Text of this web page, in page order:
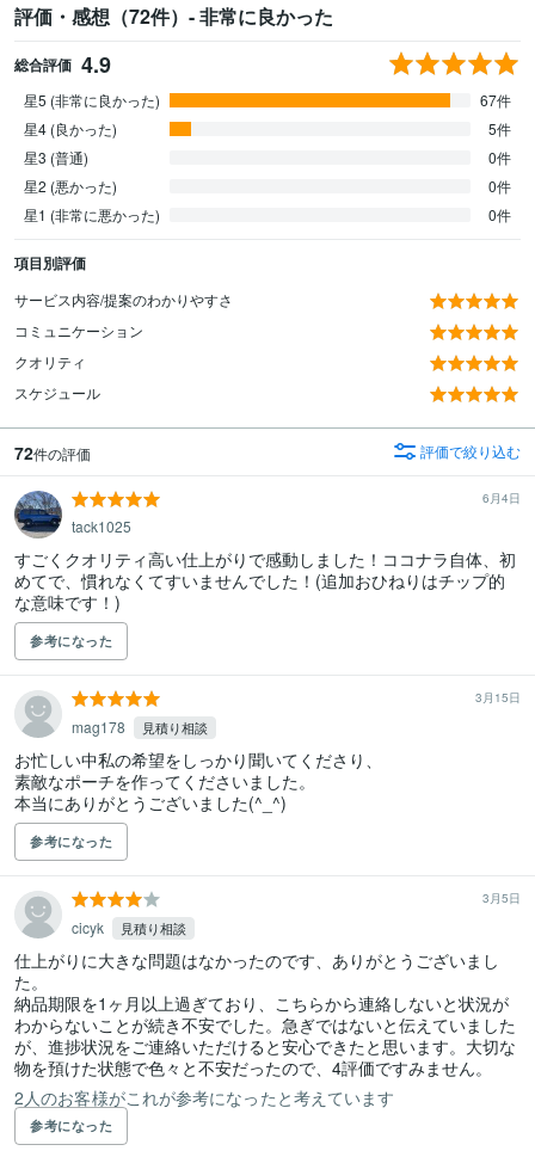
評価・感想（72件）- 非常に良かった
総合評価 4.9
星5 (非常に良かった)
67件
星4 (良かった)
5件
星3 (普通)
0件
星2 (悪かった)
0件
星1 (非常に悪かった)
0件
項目別評価
サービス内容/提案のわかりやすさ
コミュニケーション
クオリティ
スケジュール
72件の評価 評価で絞り込む
6月4日
tack1025
すごくクオリティ高い仕上がりで感動しました！ココナラ自体、初
めてで、慣れなくてすいませんでした！(追加おひねりはチップ的
な意味です！)
参考になった
3月15日
mag178 見積り相談
お忙しい中私の希望をしっかり聞いてくださり、
素敵なポーチを作ってくださいました。
本当にありがとうございました(^_^)
参考になった
3月5日
cicyk 見積り相談
仕上がりに大きな問題はなかったのです、ありがとうございまし
た。
納品期限を1ヶ月以上過ぎており、こちらから連絡しないと状況が
わからないことが続き不安でした。急ぎではないと伝えていました
が、進捗状況をご連絡いただけると安心できたと思います。大切な
物を預けた状態で色々と不安だったので、4評価ですみません。
2人のお客様がこれが参考になったと考えています
参考になった